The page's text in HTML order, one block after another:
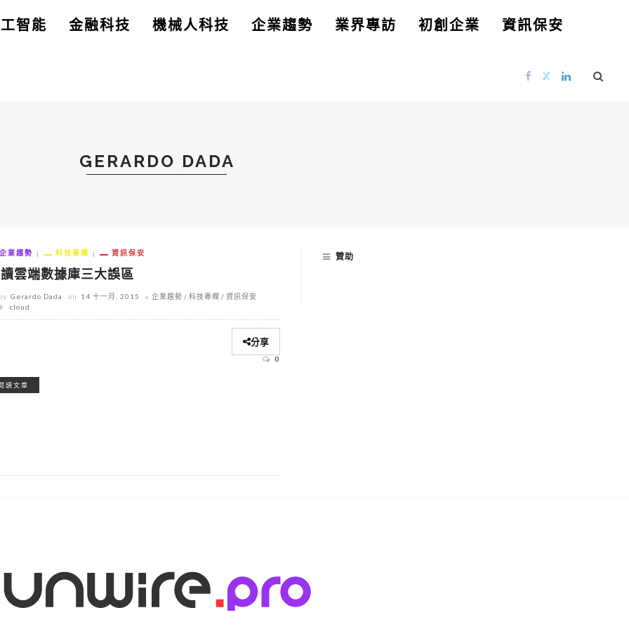
智能 金融科技 機械人科技 企業趨勢 業界專訪 初創企業 資訊保安
GERARDO DADA
企業趨勢 科技專欄 資訊保安
雲端數據庫三大誤區
Gerardo Dada on 14 十一月, 2015 企業趨勢 科技專欄
資訊保安
cloud
分享
0
讀文章
贊助